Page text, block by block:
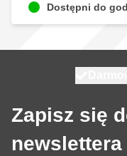
Dostępni do
Zapisz się
newslettera